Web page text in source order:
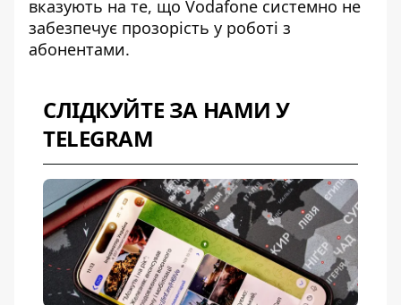
вказують на те, що Vodafone системно не
забезпечує прозорість у роботі з
абонентами.
СЛІДКУЙТЕ ЗА НАМИ У
TELEGRAM